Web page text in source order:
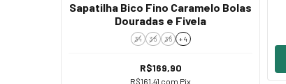
Sapatilha Bico Fino Caramelo Bolas
Douradas e Fivela
34 35 36 + 4
R$169,90
R$161,41 com Pix